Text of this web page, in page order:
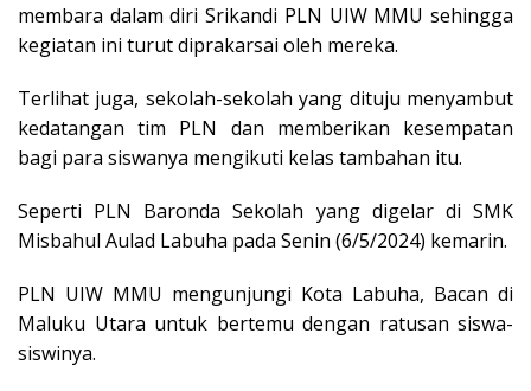
membara dalam diri Srikandi PLN UIW MMU sehingga
kegiatan ini turut diprakarsai oleh mereka.
Terlihat juga, sekolah-sekolah yang dituju menyambut
kedatangan tim PLN dan memberikan kesempatan
bagi para siswanya mengikuti kelas tambahan itu.
Seperti PLN Baronda Sekolah yang digelar di SMK
Misbahul Aulad Labuha pada Senin (6/5/2024) kemarin.
PLN UIW MMU mengunjungi Kota Labuha, Bacan di
Maluku Utara untuk bertemu dengan ratusan siswa-
siswinya.